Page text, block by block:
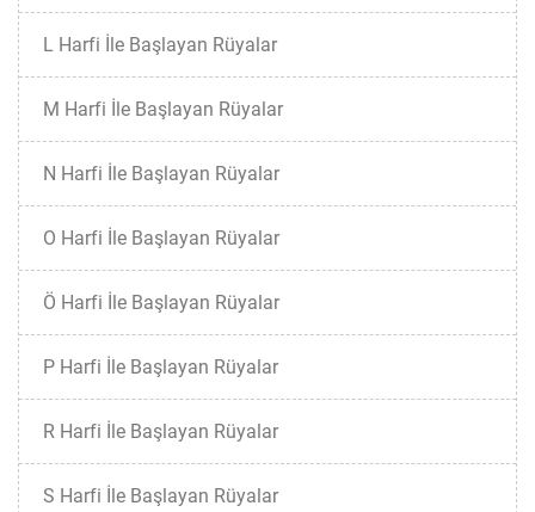
L Harfi İle Başlayan Rüyalar
M Harfi İle Başlayan Rüyalar
N Harfi İle Başlayan Rüyalar
O Harfi İle Başlayan Rüyalar
Ö Harfi İle Başlayan Rüyalar
P Harfi İle Başlayan Rüyalar
R Harfi İle Başlayan Rüyalar
S Harfi İle Başlayan Rüyalar